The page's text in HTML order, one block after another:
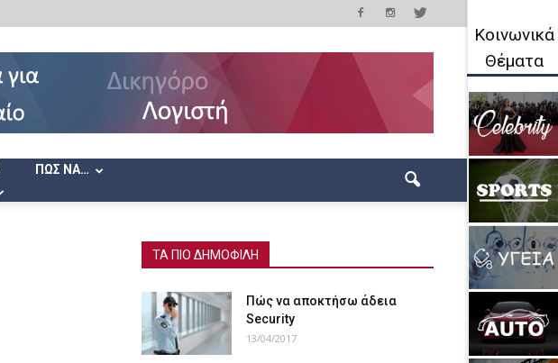
ΠΩΣ ΝΑ…
ΤΑ ΠΙΟ ΔΗΜΟΦΙΛΗ
Πώς να αποκτήσω άδεια
Security
13/04/2017
Κοινωνικά
Θέματα